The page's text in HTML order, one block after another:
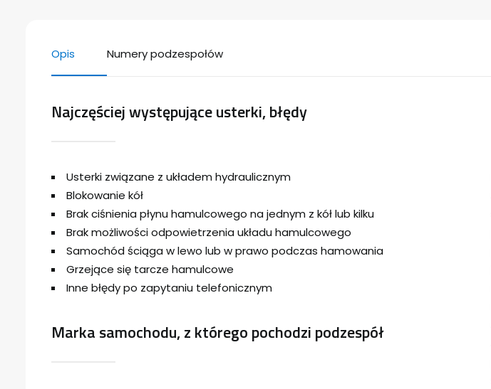
Opis Numery podzespołów
Najczęściej występujące usterki, błędy
Usterki związane z układem hydraulicznym
Blokowanie kół
Brak ciśnienia płynu hamulcowego na jednym z kół lub kilku
Brak możliwości odpowietrzenia układu hamulcowego
Samochód ściąga w lewo lub w prawo podczas hamowania
Grzejące się tarcze hamulcowe
Inne błędy po zapytaniu telefonicznym
Marka samochodu, z którego pochodzi podzespół